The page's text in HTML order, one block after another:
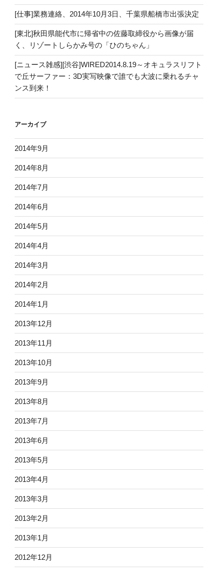
[仕事]業務連絡、2014年10月3日、千葉県船橋市出張決定
[東北]秋田県能代市に帰省中の佐藤取締役から画像が届
く、リゾートしらかみ号の「ひのちゃん」
[ニュース雑感][渋谷]WIRED2014.8.19～オキュラスリフト
で丘サーファー：3D実写映像で誰でも大波に乗れるチャ
ンス到来！
アーカイブ
2014年9月
2014年8月
2014年7月
2014年6月
2014年5月
2014年4月
2014年3月
2014年2月
2014年1月
2013年12月
2013年11月
2013年10月
2013年9月
2013年8月
2013年7月
2013年6月
2013年5月
2013年4月
2013年3月
2013年2月
2013年1月
2012年12月